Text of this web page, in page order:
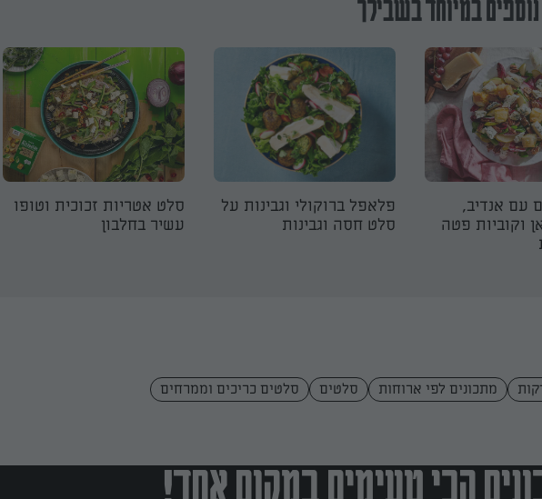
במיוחד בשבילך
עם אנדיב,
וקוביות פטה
פלאפל ברוקולי וגבינות על
סלט חסה וגבינות
סלט אטריות זכוכית וטופו
עשיר בחלבון
מתכונים לפי ארוחות סלטים סלטים כריכים וממרחים